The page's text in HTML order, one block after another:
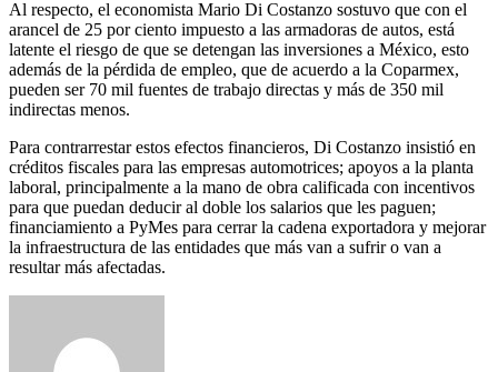
Al respecto, el economista Mario Di Costanzo sostuvo que con el
arancel de 25 por ciento impuesto a las armadoras de autos, está
latente el riesgo de que se detengan las inversiones a México, esto
además de la pérdida de empleo, que de acuerdo a la Coparmex,
pueden ser 70 mil fuentes de trabajo directas y más de 350 mil
indirectas menos.
Para contrarrestar estos efectos financieros, Di Costanzo insistió en
créditos fiscales para las empresas automotrices; apoyos a la planta
laboral, principalmente a la mano de obra calificada con incentivos
para que puedan deducir al doble los salarios que les paguen;
financiamiento a PyMes para cerrar la cadena exportadora y mejorar
la infraestructura de las entidades que más van a sufrir o van a
resultar más afectadas.